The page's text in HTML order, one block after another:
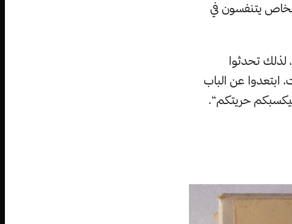
يتنفسون في
لذلك تحدثوا
ابتعدوا عن الباب
سيكسبكم حريتكم“.